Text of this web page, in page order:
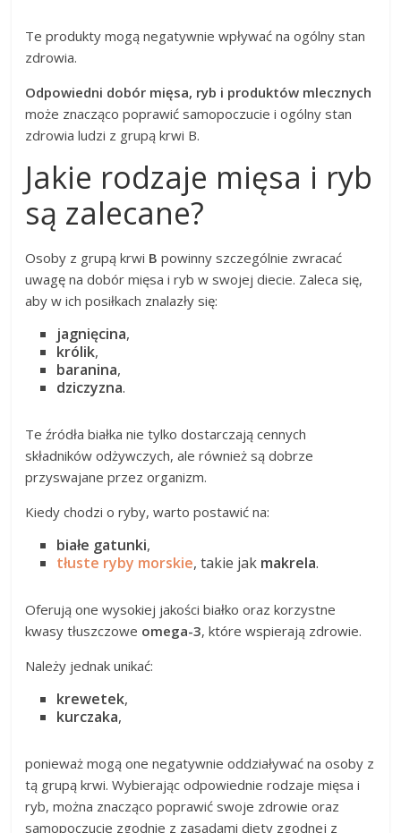
Te produkty mogą negatywnie wpływać na ogólny stan
zdrowia.
Odpowiedni dobór mięsa, ryb i produktów mlecznych
może znacząco poprawić samopoczucie i ogólny stan
zdrowia ludzi z grupą krwi B.
Jakie rodzaje mięsa i ryb
są zalecane?
Osoby z grupą krwi B powinny szczególnie zwracać
uwagę na dobór mięsa i ryb w swojej diecie. Zaleca się,
aby w ich posiłkach znalazły się:
jagnięcina,
królik,
baranina,
dziczyzna.
Te źródła białka nie tylko dostarczają cennych
składników odżywczych, ale również są dobrze
przyswajane przez organizm.
Kiedy chodzi o ryby, warto postawić na:
białe gatunki,
tłuste ryby morskie, takie jak makrela.
Oferują one wysokiej jakości białko oraz korzystne
kwasy tłuszczowe omega-3, które wspierają zdrowie.
Należy jednak unikać:
krewetek,
kurczaka,
ponieważ mogą one negatywnie oddziaływać na osoby z
tą grupą krwi. Wybierając odpowiednie rodzaje mięsa i
ryb, można znacząco poprawić swoje zdrowie oraz
samopoczucie zgodnie z zasadami diety zgodnej z